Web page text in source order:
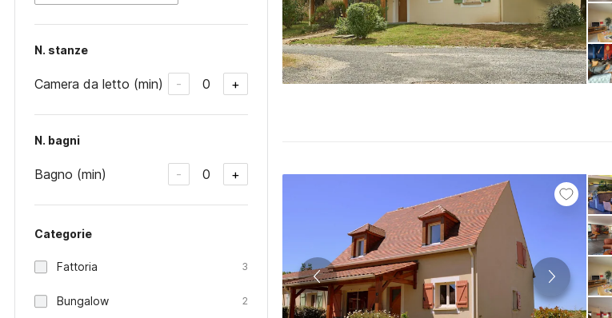
N. stanze
Camera da letto (min) - 0 +
N. bagni
Bagno (min) - 0 +
Categorie
Fattoria 3
Bungalow 2